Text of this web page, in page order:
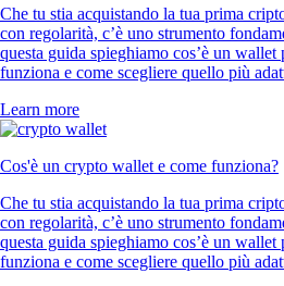
Che tu stia acquistando la tua prima
con regolarità, c’è uno strumento
questa guida spieghiamo cos’è un
funziona e come scegliere quello più
Learn more
Cos'è un crypto wallet e come funziona?
Che tu stia acquistando la tua prima
con regolarità, c’è uno strumento
questa guida spieghiamo cos’è un
funziona e come scegliere quello più